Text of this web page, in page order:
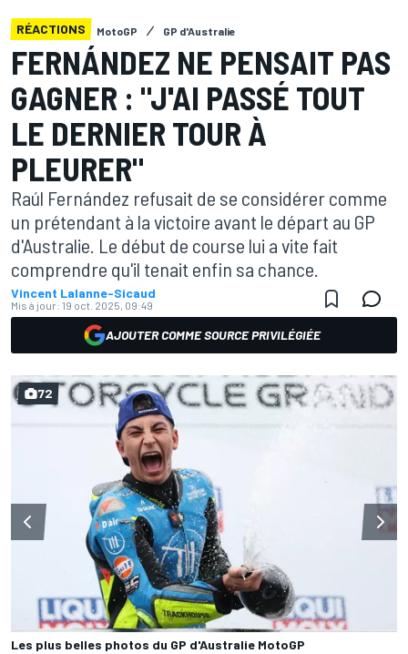
RÉACTIONS MotoGP GP d'Australie
FERNÁNDEZ NE PENSAIT PAS
GAGNER : "J'AI PASSÉ TOUT
LE DERNIER TOUR À
PLEURER"
Raúl Fernández refusait de se considérer comme
un prétendant à la victoire avant le départ au GP
d'Australie. Le début de course lui a vite fait
comprendre qu'il tenait enfin sa chance.
Vincent Lalanne-Sicaud
Mis à jour: 19 oct. 2025, 09:49
AJOUTER COMME SOURCE PRIVILÉGIÉE
Les plus belles photos du GP d'Australie MotoGP
72